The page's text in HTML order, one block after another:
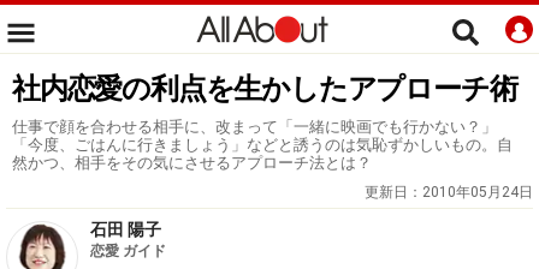
社内恋愛の利点を生かしたアプローチ術
仕事で顔を合わせる相手に、改まって「一緒に映画でも行かない？」
「今度、ごはんに行きましょう」などと誘うのは気恥ずかしいもの。自
然かつ、相手をその気にさせるアプローチ法とは？
更新日： 2010年05月24日
石田 陽子
恋愛 ガイド